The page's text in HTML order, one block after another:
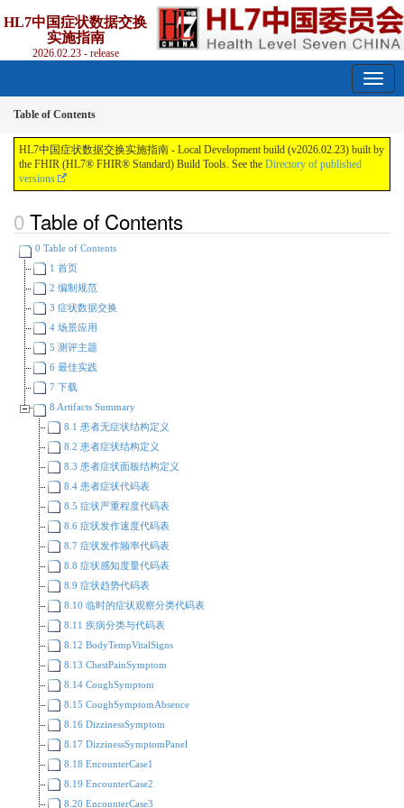
HL7中国症状数据交换
实施指南
2026.02.23 - release
Table of Contents
HL7中国症状数据交换实施指南 - Local Development build (v2026.02.23) built by
the FHIR (HL7® FHIR® Standard) Build Tools. See the Directory of published
versions
Table of Contents
0 Table of Contents
1 首页
2 编制规范
3 症状数据交换
4 场景应用
5 测评主题
6 最佳实践
7 下载
8 Artifacts Summary
8.1 患者无症状结构定义
8.2 患者症状结构定义
8.3 患者症状面板结构定义
8.4 患者症状代码表
8.5 症状严重程度代码表
8.6 症状发作速度代码表
8.7 症状发作频率代码表
8.8 症状感知度量代码表
8.9 症状趋势代码表
8.10 临时的症状观察分类代码表
8.11 疾病分类与代码表
8.12 BodyTempVitalSigns
8.13 ChestPainSymptom
8.14 CoughSymptom
8.15 CoughSymptomAbsence
8.16 DizzinessSymptom
8.17 DizzinessSymptomPanel
8.18 EncounterCase1
8.19 EncounterCase2
8.20 EncounterCase3